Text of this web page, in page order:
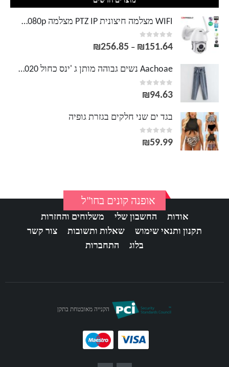
WIFI מצלמה חיצונית PTZ IP מצלמה H.265X 1080p כיפת מהירות טלוויזיה במעגל סגור מצלמות אבטחה IP מצלמה WIFI חיצוני 2MP IR מעקב ביתי
0
out of 5
₪151.64
–
₪256.85
Aachoae נשים גבוהה מותן ג 'ינס כחול 2020 Harajuku קפלים ארוכים מכנסיים ג' ינס מכנסיים גבירותיי מכנסיים מזדמנים ג 'ינס מכנסיים Streetwear
0
out of 5
₪94.63
בגד ים שני חלקים בגזרת גופיה
0
out of 5
₪59.99
אופנה קונים בחו"ל
אודות החשבון שלי
משלוחים והחזרות
תקנון ותנאי שימוש
שאלות ותשובות
צור קשר
בלוג
התחברות
הקנייה מאובטחת בתקן